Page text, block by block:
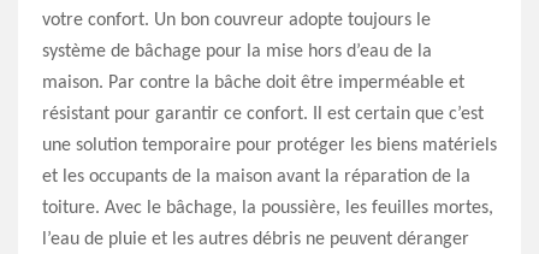
votre confort. Un bon couvreur adopte toujours le
système de bâchage pour la mise hors d’eau de la
maison. Par contre la bâche doit être imperméable et
résistant pour garantir ce confort. Il est certain que c’est
une solution temporaire pour protéger les biens matériels
et les occupants de la maison avant la réparation de la
toiture. Avec le bâchage, la poussière, les feuilles mortes,
l’eau de pluie et les autres débris ne peuvent déranger